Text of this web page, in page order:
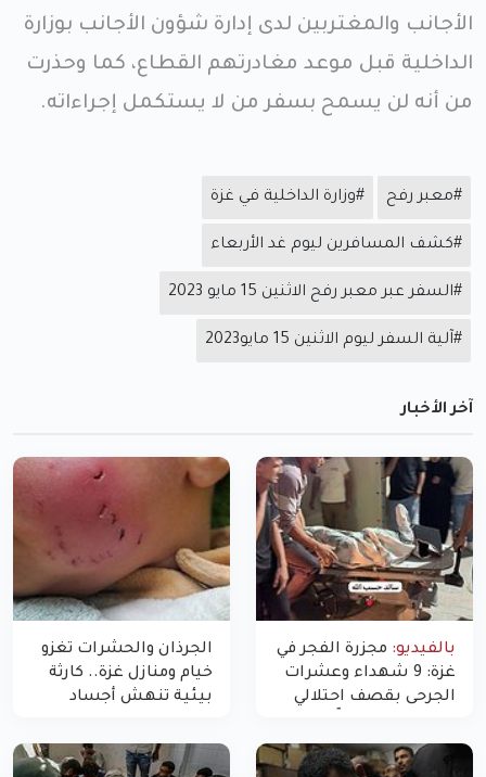
الأجانب والمغتربين لدى إدارة شؤون الأجانب بوزارة
الداخلية قبل موعد مغادرتهم القطاع، كما وحذرت
من أنه لن يسمح بسفر من لا يستكمل إجراءاته.
#معبر رفح #وزارة الداخلية في غزة
#كشف المسافرين ليوم غد الأربعاء
#السفر عبر معبر رفح الاثنين 15 مايو 2023
#آلية السفر ليوم الاثنين 15 مايو2023
آخر الأخبار
بالفيديو: مجزرة الفجر في
غزة: 9 شهداء وعشرات
الجرحى بقصف احتلالي
الجرذان والحشرات تغزو
خيام ومنازل غزة.. كارثة
بيئية تنهش أجساد